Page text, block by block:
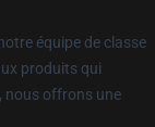
équipe de classe
produits qui
nous offrons une